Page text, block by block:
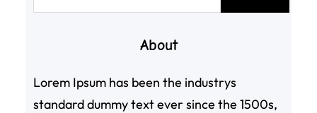
About
Lorem Ipsum has been the industrys
standard dummy text ever since the 1500s,